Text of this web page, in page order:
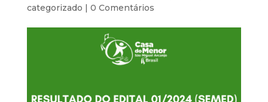
categorizado | 0 Comentários